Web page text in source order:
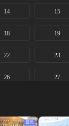
14 15
18 19
22 23
26 27
蓝光